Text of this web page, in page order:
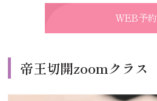
WEB予約
帝王切開zoomクラス